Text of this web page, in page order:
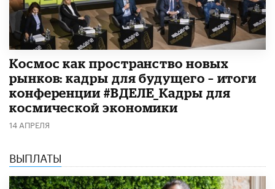
Космос как пространство новых
рынков: кадры для будущего – итоги
конференции #ВДЕЛЕ_Кадры для
космической экономики
14 АПРЕЛЯ
ВЫПЛАТЫ